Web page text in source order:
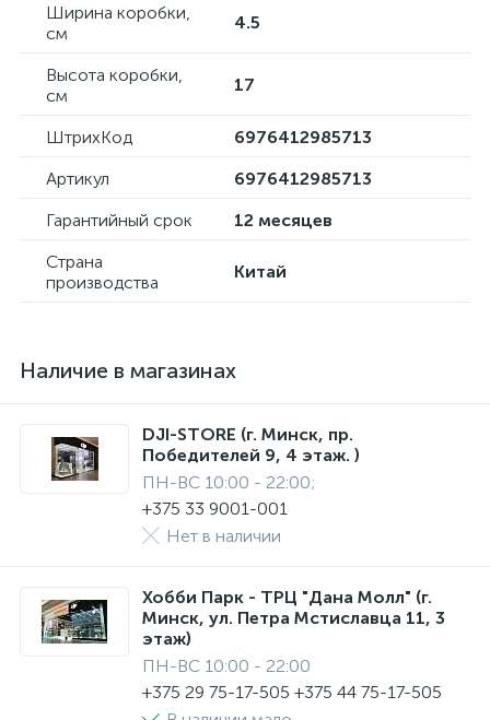
Ширина коробки,
см
4.5
Высота коробки,
см
17
ШтрихКод
6976412985713
Артикул
6976412985713
Гарантийный срок
12 месяцев
Страна
производства
Китай
Наличие в магазинах
DJI-STORE (г. Минск, пр.
Победителей 9, 4 этаж. )
ПН-ВС 10:00 - 22:00;
+375 33 9001-001
Нет в наличии
Хобби Парк - ТРЦ "Дана Молл" (г.
Минск, ул. Петра Мстиславца 11, 3
этаж)
ПН-ВС 10:00 - 22:00
+375 29 75-17-505 +375 44 75-17-505